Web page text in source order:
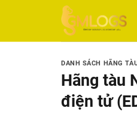
DANH SÁCH HÃNG
Hãng tàu
điện tử